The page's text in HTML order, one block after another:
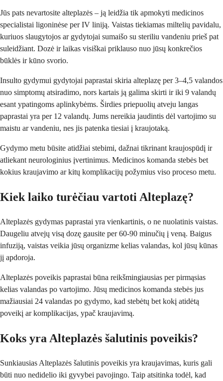
Jūs pats nevartosite alteplazės – ją leidžia tik apmokyti medicinos
specialistai ligoninėse per IV liniją. Vaistas tiekiamas miltelių pavidalu,
kuriuos slaugytojos ar gydytojai sumaišo su steriliu vandeniu prieš pat
suleidžiant. Dozė ir laikas visiškai priklauso nuo jūsų konkrečios
būklės ir kūno svorio.
Insulto gydymui gydytojai paprastai skiria alteplazę per 3–4,5 valandos
nuo simptomų atsiradimo, nors kartais ją galima skirti ir iki 9 valandų
esant ypatingoms aplinkybėms. Širdies priepuolių atveju langas
paprastai yra per 12 valandų. Jums nereikia jaudintis dėl vartojimo su
maistu ar vandeniu, nes jis patenka tiesiai į kraujotaką.
Gydymo metu būsite atidžiai stebimi, dažnai tikrinant kraujospūdį ir
atliekant neurologinius įvertinimus. Medicinos komanda stebės bet
kokius kraujavimo ar kitų komplikacijų požymius viso proceso metu.
Kiek laiko turėčiau vartoti Alteplazę?
Alteplazės gydymas paprastai yra vienkartinis, o ne nuolatinis vaistas.
Daugeliu atvejų visą dozę gausite per 60-90 minučių į veną. Baigus
infuziją, vaistas veikia jūsų organizme kelias valandas, kol jūsų kūnas
jį apdoroja.
Alteplazės poveikis paprastai būna reikšmingiausias per pirmąsias
kelias valandas po vartojimo. Jūsų medicinos komanda stebės jus
mažiausiai 24 valandas po gydymo, kad stebėtų bet kokį atidėtą
poveikį ar komplikacijas, ypač kraujavimą.
Koks yra Alteplazės šalutinis poveikis?
Sunkiausias Alteplazės šalutinis poveikis yra kraujavimas, kuris gali
būti nuo nedidelio iki gyvybei pavojingo. Taip atsitinka todėl, kad